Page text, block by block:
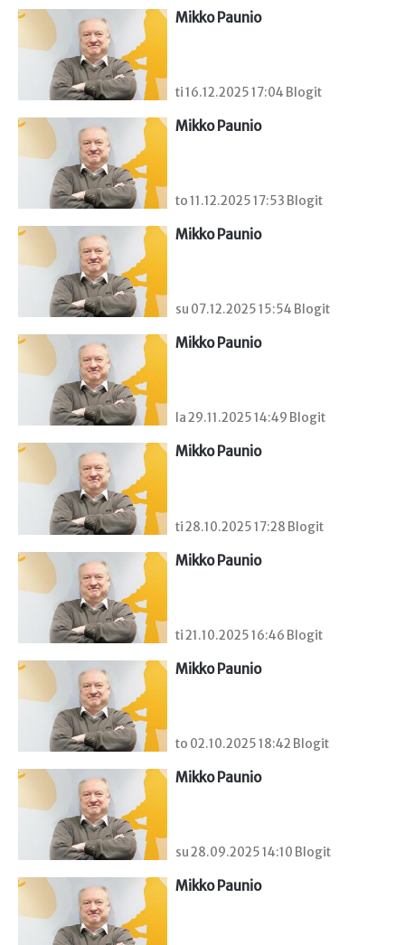
Mikko Paunio
ti 16.12.2025 17:04 Blogit
Mikko Paunio
to 11.12.2025 17:53 Blogit
Mikko Paunio
su 07.12.2025 15:54 Blogit
Mikko Paunio
la 29.11.2025 14:49 Blogit
Mikko Paunio
ti 28.10.2025 17:28 Blogit
Mikko Paunio
ti 21.10.2025 16:46 Blogit
Mikko Paunio
to 02.10.2025 18:42 Blogit
Mikko Paunio
su 28.09.2025 14:10 Blogit
Mikko Paunio